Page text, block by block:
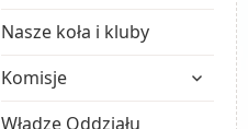
Nasze koła i kluby
Komisje
rozwiń
menu
potomne
Władze Oddziału